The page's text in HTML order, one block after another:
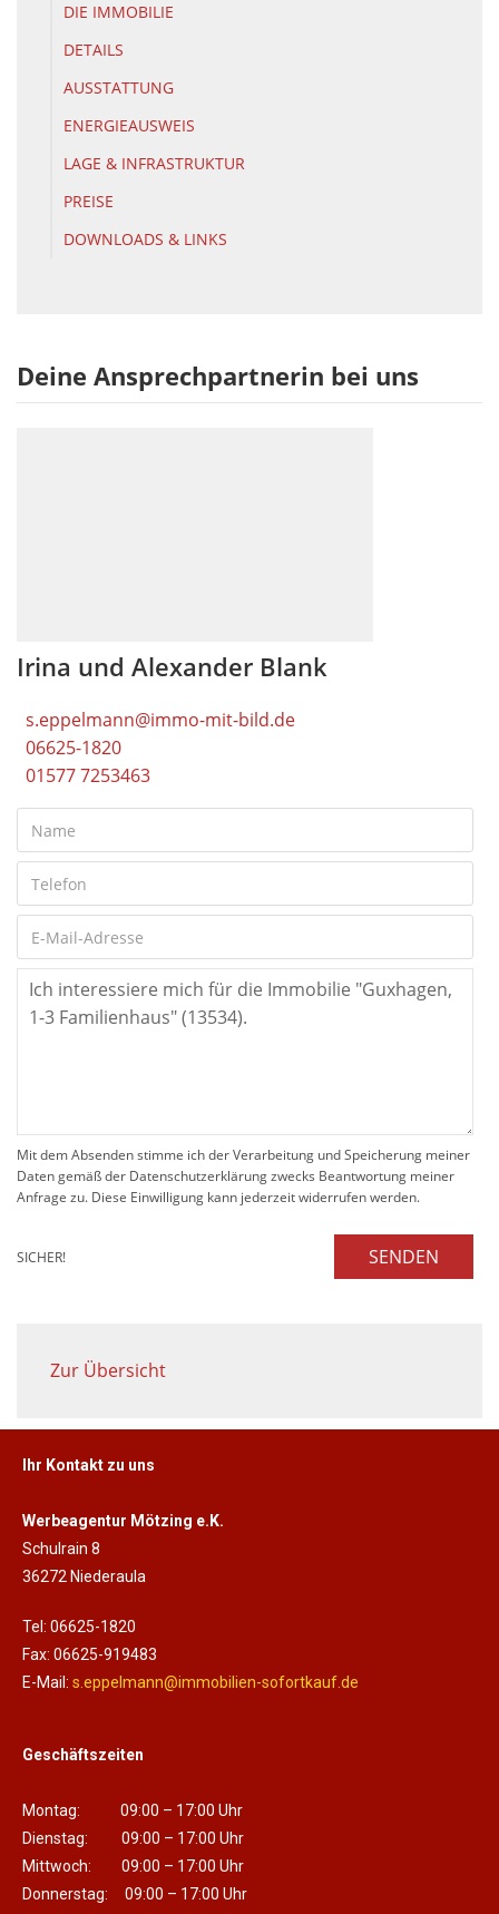
DIE IMMOBILIE
DETAILS
AUSSTATTUNG
ENERGIEAUSWEIS
LAGE & INFRASTRUKTUR
PREISE
DOWNLOADS & LINKS
Deine Ansprechpartnerin bei uns
Irina und Alexander Blank
s.eppelmann@immo-mit-bild.de
06625-1820
01577 7253463
Mit dem Absenden stimme ich der Verarbeitung und Speicherung meiner
Daten gemäß der Datenschutzerklärung zwecks Beantwortung meiner
Anfrage zu. Diese Einwilligung kann jederzeit widerrufen werden.
SICHER! SENDEN
Zur Übersicht
Ihr Kontakt zu uns
Werbeagentur Mötzing e.K.
Schulrain 8
36272 Niederaula
Tel: 06625-1820
Fax: 06625-919483
E-Mail: s.eppelmann@immobilien-sofortkauf.de
Geschäftszeiten
Montag: 09:00 – 17:00 Uhr
Dienstag: 09:00 – 17:00 Uhr
Mittwoch: 09:00 – 17:00 Uhr
Donnerstag: 09:00 – 17:00 Uhr